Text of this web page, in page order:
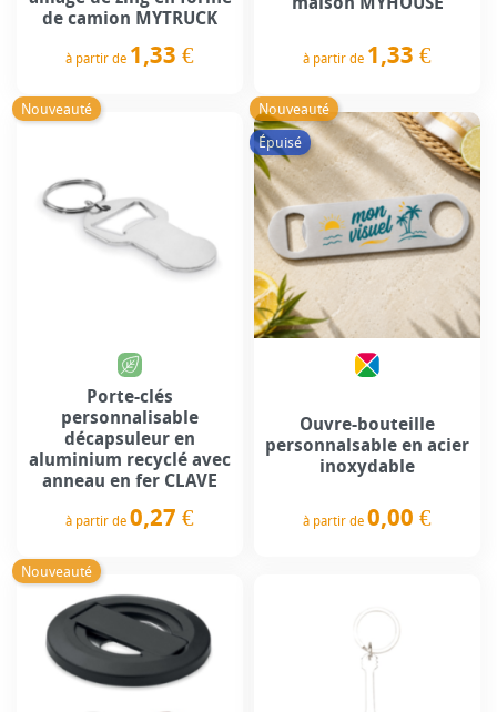
de camion MYTRUCK
à partir de 1,33 € à partir de 1,33 €
Nouveauté
Porte-clés
personnalisable
décapsuleur en
aluminium recyclé avec
anneau en fer CLAVE
à partir de 0,27 €
Nouveauté
Épuisé
Ouvre-bouteille
personnalsable en acier
inoxydable
à partir de 0,00 €
Nouveauté